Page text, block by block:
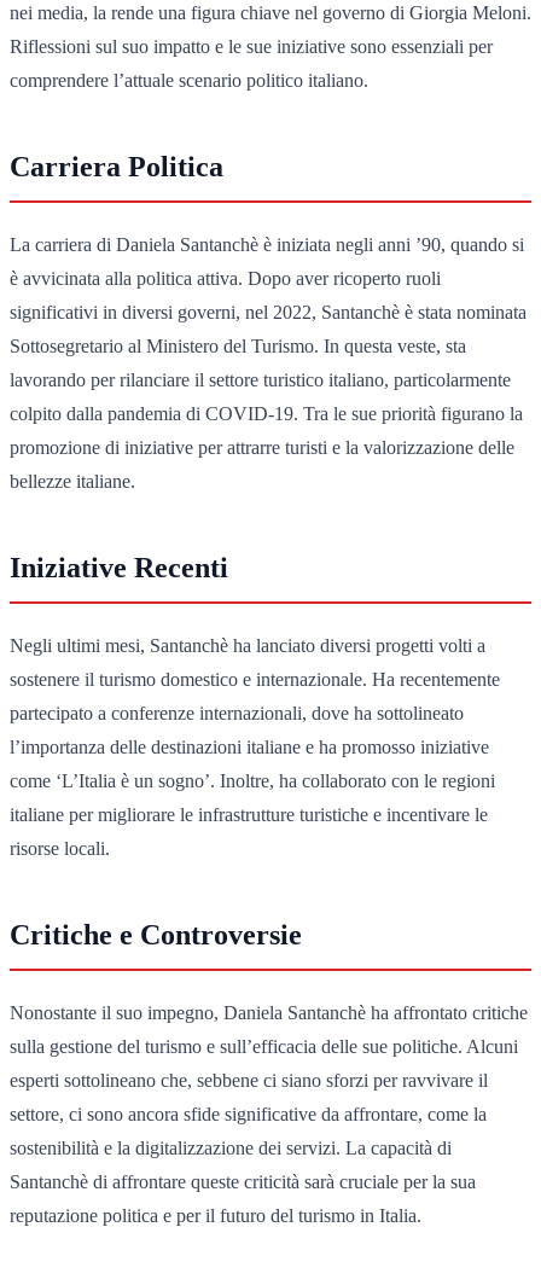
nei media, la rende una figura chiave nel governo di Giorgia Meloni.
Riflessioni sul suo impatto e le sue iniziative sono essenziali per
comprendere l’attuale scenario politico italiano.
Carriera Politica
La carriera di Daniela Santanchè è iniziata negli anni ’90, quando si
è avvicinata alla politica attiva. Dopo aver ricoperto ruoli
significativi in diversi governi, nel 2022, Santanchè è stata nominata
Sottosegretario al Ministero del Turismo. In questa veste, sta
lavorando per rilanciare il settore turistico italiano, particolarmente
colpito dalla pandemia di COVID-19. Tra le sue priorità figurano la
promozione di iniziative per attrarre turisti e la valorizzazione delle
bellezze italiane.
Iniziative Recenti
Negli ultimi mesi, Santanchè ha lanciato diversi progetti volti a
sostenere il turismo domestico e internazionale. Ha recentemente
partecipato a conferenze internazionali, dove ha sottolineato
l’importanza delle destinazioni italiane e ha promosso iniziative
come ‘L’Italia è un sogno’. Inoltre, ha collaborato con le regioni
italiane per migliorare le infrastrutture turistiche e incentivare le
risorse locali.
Critiche e Controversie
Nonostante il suo impegno, Daniela Santanchè ha affrontato critiche
sulla gestione del turismo e sull’efficacia delle sue politiche. Alcuni
esperti sottolineano che, sebbene ci siano sforzi per ravvivare il
settore, ci sono ancora sfide significative da affrontare, come la
sostenibilità e la digitalizzazione dei servizi. La capacità di
Santanchè di affrontare queste criticità sarà cruciale per la sua
reputazione politica e per il futuro del turismo in Italia.